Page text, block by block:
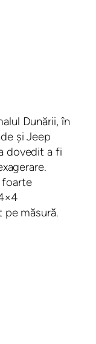
Dunării, în
și Jeep
dovedit a fi
foarte
măsură.